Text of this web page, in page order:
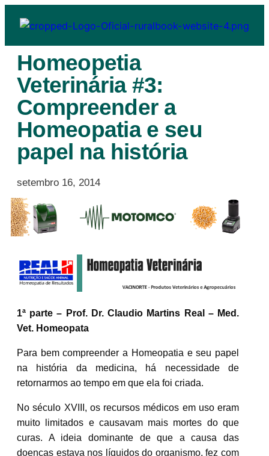
Homeopetia
Veterinária #3:
Compreender a
Homeopatia e seu
papel na história
setembro 16, 2014
1ª parte – Prof. Dr. Claudio Martins Real – Med.
Vet. Homeopata
Para bem compreender a Homeopatia e seu papel
na história da medicina, há necessidade de
retornarmos ao tempo em que ela foi criada.
No século XVIII, os recursos médicos em uso eram
muito limitados e causavam mais mortes do que
curas. A ideia dominante de que a causa das
doenças estava nos líquidos do organismo, fez com